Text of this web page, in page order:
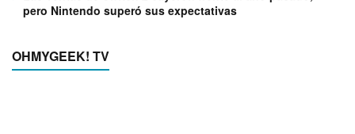
pero Nintendo superó sus expectativas
OHMYGEEK! TV